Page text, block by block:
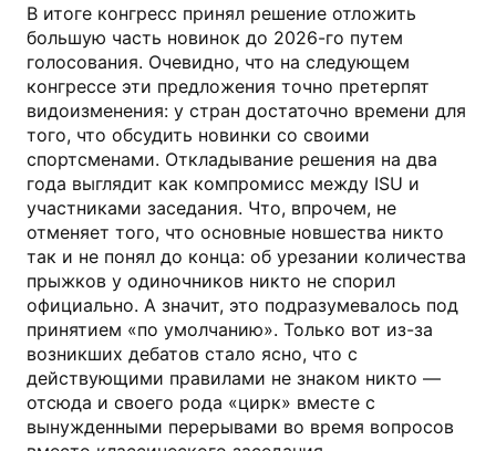
В итоге конгресс принял решение отложить
большую часть новинок до 2026-го путем
голосования. Очевидно, что на следующем
конгрессе эти предложения точно претерпят
видоизменения: у стран достаточно времени для
того, что обсудить новинки со своими
спортсменами. Откладывание решения на два
года выглядит как компромисс между ISU и
участниками заседания. Что, впрочем, не
отменяет того, что основные новшества никто
так и не понял до конца: об урезании количества
прыжков у одиночников никто не спорил
официально. А значит, это подразумевалось под
принятием «по умолчанию». Только вот из-за
возникших дебатов стало ясно, что с
действующими правилами не знаком никто —
отсюда и своего рода «цирк» вместе с
вынужденными перерывами во время вопросов